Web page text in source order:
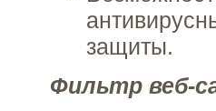
защиты.
Фильтр веб-